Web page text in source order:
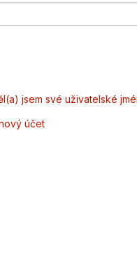
jsem své uživatelské
účet